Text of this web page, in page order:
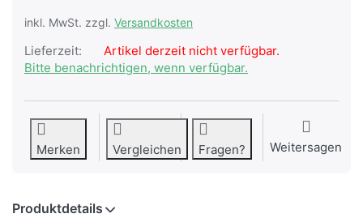
inkl. MwSt. zzgl. Versandkosten
Lieferzeit:
Artikel derzeit nicht verfügbar.
Bitte benachrichtigen, wenn verfügbar.
Merken Vergleichen Fragen? Weitersagen
Produktdetails